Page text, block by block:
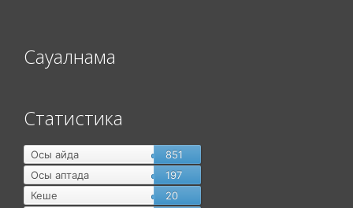
Сауалнама
Статистика
Осы айда
851
Осы аптада
197
Кеше
20